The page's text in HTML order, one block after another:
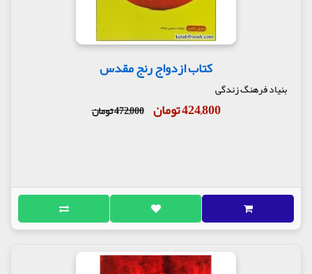
کتاب ازدواج رنج مقدس
بنیاد فرهنگ زندگی
424,800 تومان 472,000 تومان